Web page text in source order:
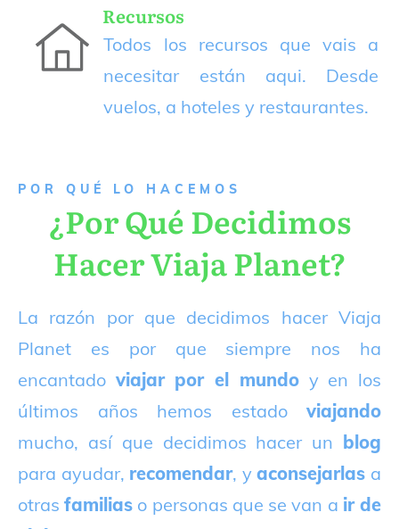
Recursos
Todos los recursos que vais a
necesitar están aqui. Desde
vuelos, a hoteles y restaurantes.
P OR QUÉ LO HACEMOS
¿Por Qué Decidimos
Hacer Viaja Planet?
La razón por que decidimos hacer Viaja
Planet es por que siempre nos ha
encantado viajar por el mundoy en los
últimos años hemos estado viajando
mucho, así que decidimos hacer un blog
para ayudar, recomendar, yaconsejarlas a
otrasfamilias o personas que se van a ir de